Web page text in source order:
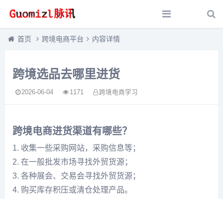
首页 跨境电商平台 内容详情
跨境选品去哪里进货
2026-06-04 1171 跨境电商学习
跨境电商进货渠道有哪些？
1. 收集一些采购网站，采购信息等；
2. 在一般批发市场寻找外贸货源；
3. 各种展会、交易会寻找外贸货源；
4. 购买库存积压或清仓处理产品。